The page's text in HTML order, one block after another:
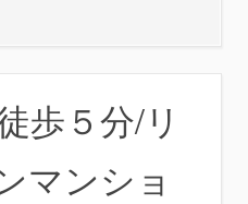
歩５分/リ
マンショ